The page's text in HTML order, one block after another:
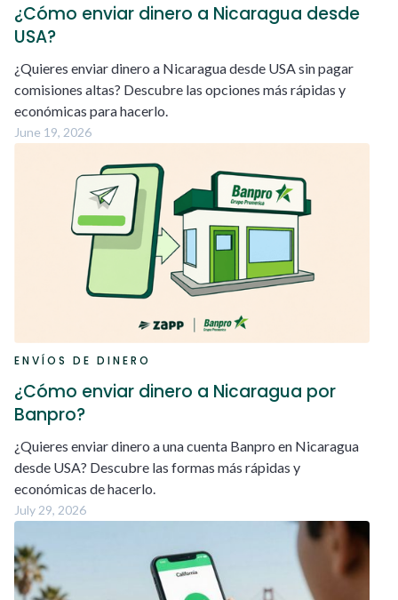
¿Cómo enviar dinero a Nicaragua desde
USA?
¿Quieres enviar dinero a Nicaragua desde USA sin pagar
comisiones altas? Descubre las opciones más rápidas y
económicas para hacerlo.
June 19, 2026
ENVÍOS DE DINERO
¿Cómo enviar dinero a Nicaragua por
Banpro?
¿Quieres enviar dinero a una cuenta Banpro en Nicaragua
desde USA? Descubre las formas más rápidas y
económicas de hacerlo.
July 29, 2026